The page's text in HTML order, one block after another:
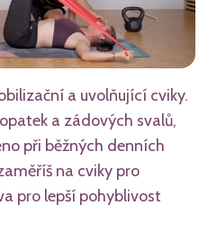
a uvolňující cviky.
a zádových svalů,
při běžných denních
na cviky pro
pro lepší pohyblivost